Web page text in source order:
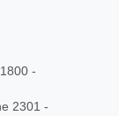
-
2301 -